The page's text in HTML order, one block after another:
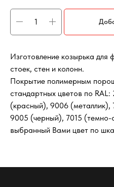
Изготовление козырька
стоек, стен и колонн.
Покрытие полимерным
стандартных цветов по
(красный), 9006
9005 (черный), 7015
выбранный Вами цвет по